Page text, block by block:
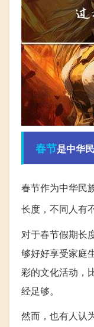
春节是中华
春节作为中华民
长度，不同人有
对于春节假期长
够好好享受家庭
彩的文化活动，
经足够。
然而，也有人认